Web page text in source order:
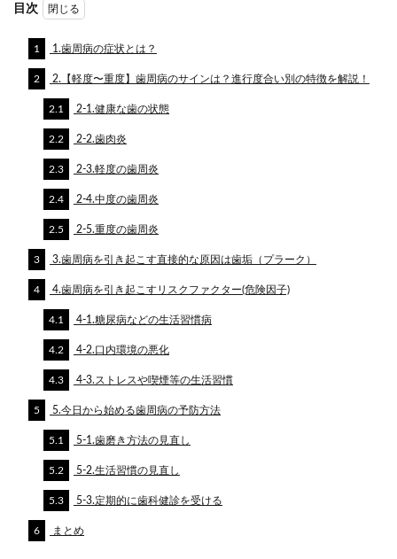
目次
1 1.歯周病の症状とは？
2 2.【軽度〜重度】歯周病のサインは？進行度合い別の特徴を解説！
2.1 2-1.健康な歯の状態
2.2 2-2.歯肉炎
2.3 2-3.軽度の歯周炎
2.4 2-4.中度の歯周炎
2.5 2-5.重度の歯周炎
3 3.歯周病を引き起こす直接的な原因は歯垢（プラーク）
4 4.歯周病を引き起こすリスクファクター(危険因子)
4.1 4-1.糖尿病などの生活習慣病
4.2 4-2.口内環境の悪化
4.3 4-3.ストレスや喫煙等の生活習慣
5 5.今日から始める歯周病の予防方法
5.1 5-1.歯磨き方法の見直し
5.2 5-2.生活習慣の見直し
5.3 5-3.定期的に歯科健診を受ける
6 まとめ